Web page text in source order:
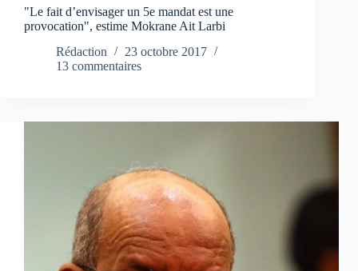
"Le fait d’envisager un 5e mandat est une
provocation", estime Mokrane Ait Larbi
Rédaction
23 octobre 2017
13 commentaires